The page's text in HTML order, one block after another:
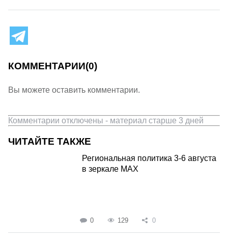
КОММЕНТАРИИ(0)
Вы можете оставить комментарии.
Комментарии отключены - материал старше 3 дней
ЧИТАЙТЕ ТАКЖЕ
Региональная политика 3-6 августа
в зеркале MAX
0 129 0